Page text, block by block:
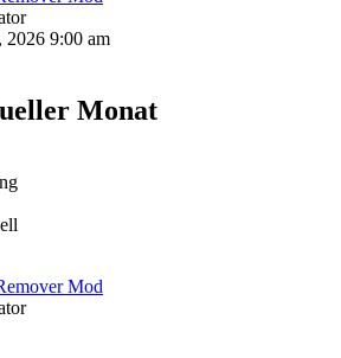
2026 9:00 am
Monat
Mod